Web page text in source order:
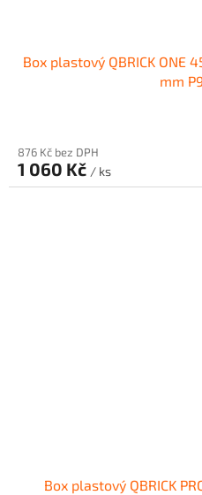
Box plastový QBRICK ONE
mm
876 Kč bez DPH
1 060 Kč / ks
Box plastový QBRICK